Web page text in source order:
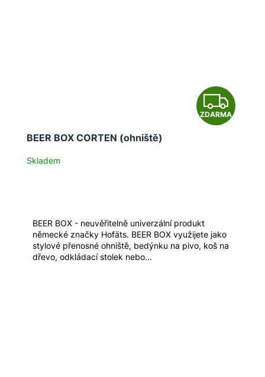
Z
D
ZDARMA
BEER BOX CORTEN (ohniště)
Skladem
BEER BOX - neuvěřitelně univerzální produkt
německé značky Hofäts. BEER BOX využijete jako
stylové přenosné ohniště, bedýnku na pivo, koš na
dřevo, odkládací stolek nebo...